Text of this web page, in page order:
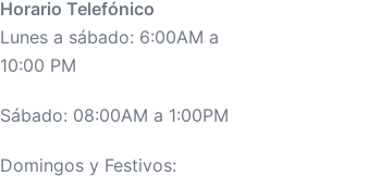
Horario Telefónico
Lunes a sábado: 6:00AM a
10:00 PM
Sábado: 08:00AM a 1:00PM
Domingos y Festivos: